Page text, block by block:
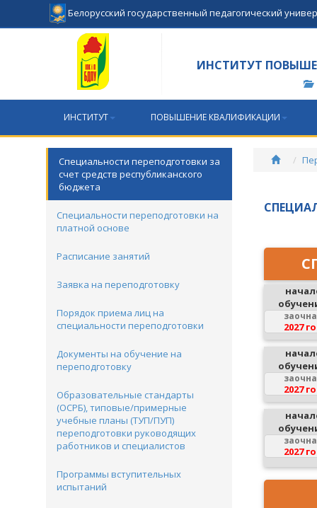
Белорусский государственный педагогический
ИНСТИТУТ
ИНСТИТУТ ПОВЫШЕНИЕ КВАЛИФИКАЦИИ
Специальности переподготовки за
счет средств республиканского
бюджета
Специальности переподготовки на
платной основе
Расписание занятий
Заявка на переподготовку
Порядок приема лиц на
специальности переподготовки
Документы на обучение на
переподготовку
Образовательные стандарты
(ОСРБ), типовые/примерные
учебные планы (ТУП/ПУП)
переподготовки руководящих
работников и специалистов
Программы вступительных
испытаний
2027
2027
2027